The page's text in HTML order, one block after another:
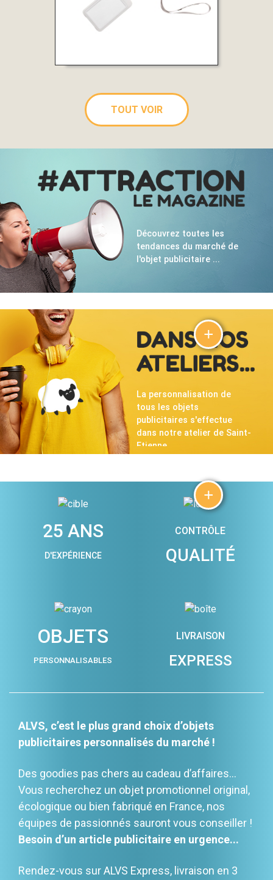
TOUT VOIR
Découvrez toutes les
tendances du marché de
l'objet publicitaire ...
+
La personnalisation de
tous les objets
publicitaires s'effectue
dans notre atelier de Saint-
Etienne...
+
25 ANS
D'EXPÉRIENCE
CONTRÔLE
QUALITÉ
OBJETS
PERSONNALISABLES
LIVRAISON
EXPRESS
ALVS, c’est le plus grand choix d’objets
publicitaires personnalisés du marché !
Des goodies pas chers au cadeau d’affaires…
Vous recherchez un objet promotionnel original,
écologique ou bien fabriqué en France, nos
équipes de passionnés sauront vous conseiller !
Besoin d’un article publicitaire en urgence...
Rendez-vous sur ALVS Express, livraison en 3